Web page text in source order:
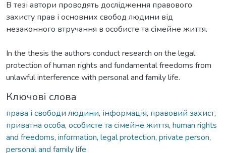
В тезі автори проводять дослідження правового
захисту прав і основних свобод людини від
In the thesis the authors conduct research on the legal
protection of human rights and fundamental freedoms from
unlawful interference with personal and family life.
Ключові слова
права і свободи людини, інформація, правовий захист,
приватна особа, особисте та сімейне життя, human rights
and freedoms, information, legal protection, private person,
personal and family life